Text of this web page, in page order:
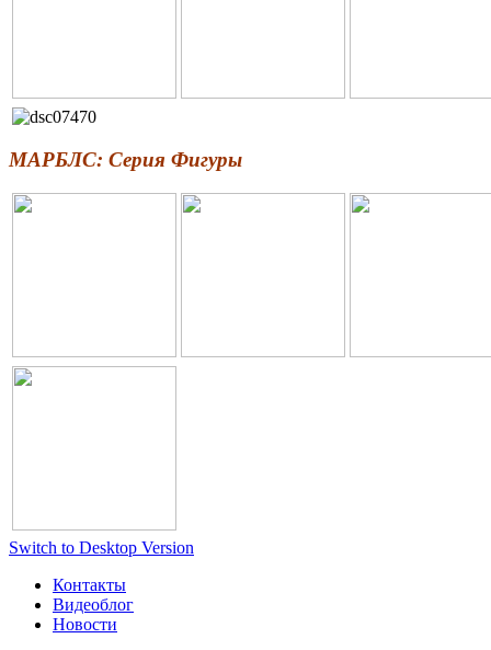
МАРБЛС: Серия Фигуры
Switch to Desktop Version
Контакты
Видеоблог
Новости